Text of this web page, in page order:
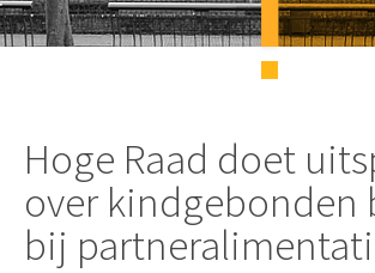
Hoge Raad doet
over kindgebonden
bij